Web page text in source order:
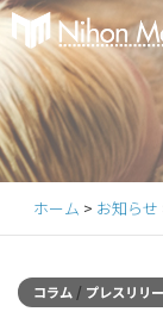
Primary
Menu
S
i
p
t
o
c
ホーム > お知らせ
コラム/ プレスリリ